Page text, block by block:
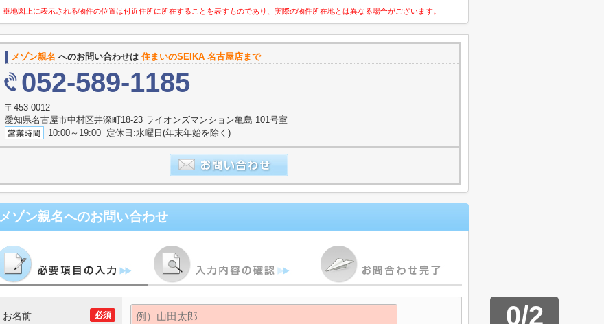
※地図上に表示される物件の位置は付近住所に所在することを表すものであり、実際の物件所在地とは異なる場合がございます。
メゾン親名 へのお問い合わせは 住まいのSEIKA 名古屋店まで
052-589-1185
〒453-0012
愛知県名古屋市中村区井深町18-23 ライオンズマンション亀島 101号室
10:00～19:00 定休日:水曜日(年末年始を除く)
メゾン親名へのお問い合わせ
0/2
必須
お名前